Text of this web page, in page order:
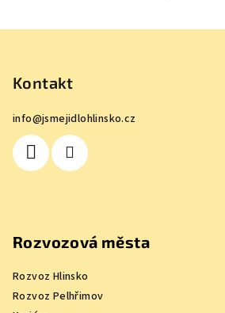
Kontakt
info@jsmejidlohlinsko.cz
Rozvozová města
Rozvoz Hlinsko
Rozvoz Pelhřimov